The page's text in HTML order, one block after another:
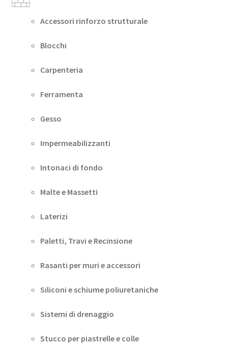
Accessori rinforzo strutturale
Blocchi
Carpenteria
Ferramenta
Gesso
Impermeabilizzanti
Intonaci di fondo
Malte e Massetti
Laterizi
Paletti, Travi e Recinsione
Rasanti per muri e accessori
Siliconi e schiume poliuretaniche
Sistemi di drenaggio
Stucco per piastrelle e colle